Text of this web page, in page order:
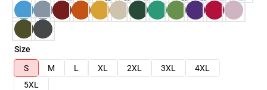
Size
S
M L XL 2XL 3XL
4XL
5XL